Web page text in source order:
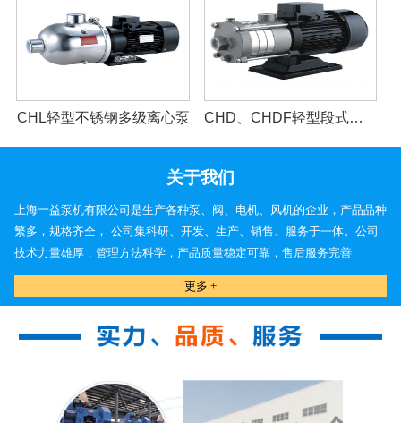
CHL轻型不锈钢多级离心泵 CHD、CHDF轻型段式多级离心泵
关于我们
上海一益泵机有限公司是生产各种泵、阀、电机、风机的企业，产品品种
繁多，规格齐全， 公司集科研、开发、生产、销售、服务于一体。公司
技术力量雄厚，管理方法科学，产品质量稳定可靠，售后服务完善
更多 +